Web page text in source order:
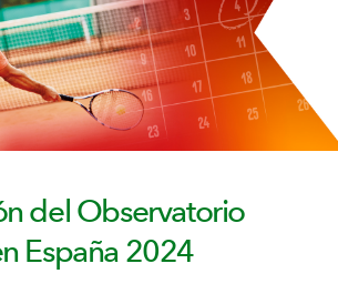
del Observatorio
España 2024